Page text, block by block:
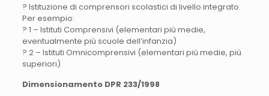
? Istituzione di comprensori scolastici di livello integrato.
Per esempio:
? 1 – Istituti Comprensivi (elementari più medie,
eventualmente più scuole dell’infanzia)
? 2 – Istituti Omnicomprensivi (elementari più medie, più
superiori)
Dimensionamento DPR 233/1998